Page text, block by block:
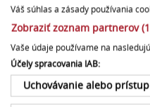
Váš súhlas a zásady používania
Zobraziť zoznam partnerov
Vaše údaje používame na
Účely spracovania IAB:
Uchovávanie alebo